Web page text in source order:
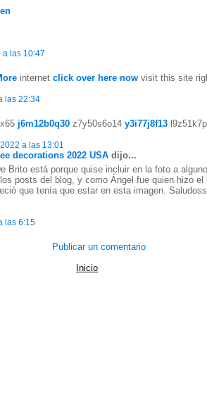
a las 10:47
internet click over here now visit this site
las 22:34
j6m12b0q30 z7y50s6o14 y3i77j8f13
a las 13:01
decorations 2022 USA dijo...
Brito está porque quise incluir en la foto a
posts del blog, y como Ángel fue quien hizo el
que tenía que estar en esta imagen.
las 6:15
Publicar un comentario
Inicio